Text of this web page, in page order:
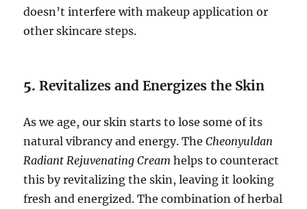
doesn’t interfere with makeup application or
other skincare steps.
5.Revitalizes and Energizes the Skin
As we age, our skin starts to lose some of its
natural vibrancy and energy. TheCheonyuldan
Radiant Rejuvenating Cream helps to counteract
this by revitalizing the skin, leaving it looking
fresh and energized. The combination of herbal